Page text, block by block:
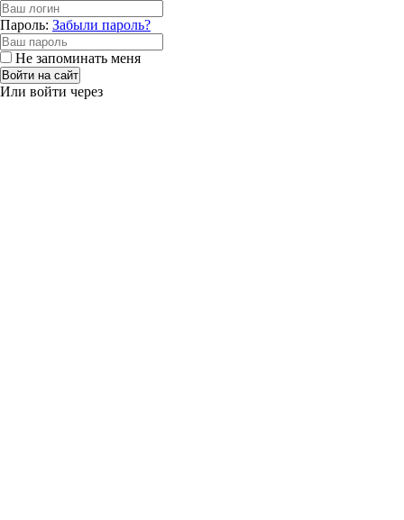
Пароль: Забыли пароль?
Не запоминать меня
Войти на сайт
Или войти через